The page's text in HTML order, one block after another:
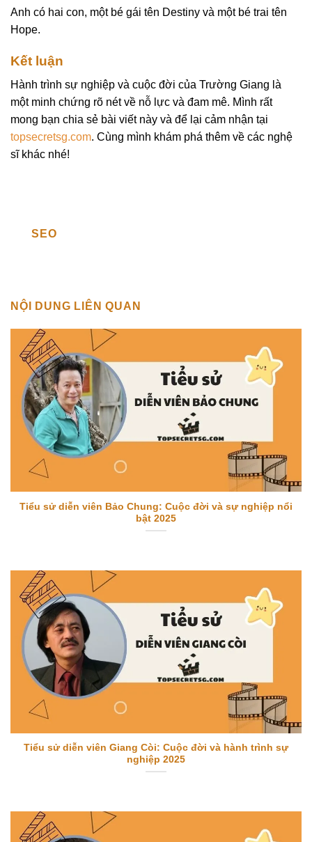
Anh có hai con, một bé gái tên Destiny và một bé trai tên
Hope.
Kết luận
Hành trình sự nghiệp và cuộc đời của Trường Giang là
một minh chứng rõ nét về nỗ lực và đam mê. Mình rất
mong bạn chia sẻ bài viết này và để lại cảm nhận tại
topsecretsg.com. Cùng mình khám phá thêm về các nghệ
sĩ khác nhé!
SEO
NỘI DUNG LIÊN QUAN
Tiểu sử diễn viên Bảo Chung: Cuộc đời và sự nghiệp nổi
bật 2025
Tiểu sử diễn viên Giang Còi: Cuộc đời và hành trình sự
nghiệp 2025